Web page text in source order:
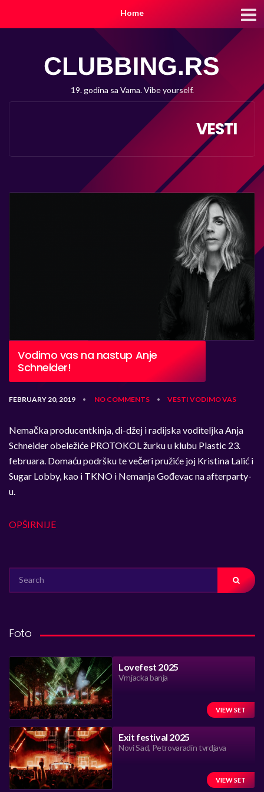
Home
19. godina sa Vama. Vibe yourself.
VESTI
Vodimo vas na nastup Anje
Schneider!
FEBRUARY 20, 2019 • NO COMMENTS • VESTI VODIMO VAS
Nemačka producentkinja, di-džej i radijska voditeljka Anja
Schneider obeležiće PROTOKOL žurku u klubu Plastic 23.
februara. Domaću podršku te večeri pružiće joj Kristina Lalić i
Sugar Lobby, kao i TKNO i Nemanja Gođevac na afterparty-
u.
OPŠIRNIJE
FOR:
Foto
Lovefest 2025
Vrnjacka banja
VIEW SET
Exit festival 2025
Novi Sad, Petrovaradin tvrdjava
VIEW SET